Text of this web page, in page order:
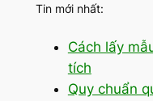
Tin mới nhất:
Cách lấy
tích
Quy chuẩn